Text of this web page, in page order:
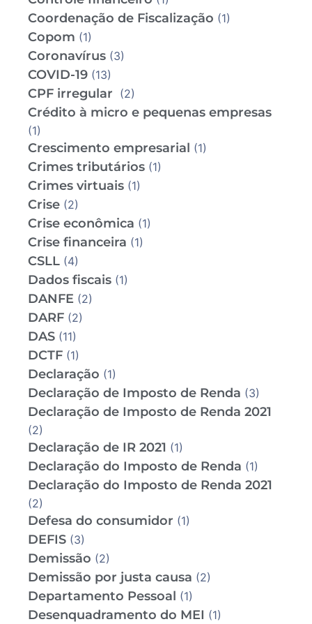
Coordenação de Fiscalização (1)
Copom (1)
Coronavírus (3)
COVID-19 (13)
CPF irregular (2)
Crédito à micro e pequenas empresas
(1)
Crescimento empresarial (1)
Crimes tributários (1)
Crimes virtuais (1)
Crise (2)
Crise econômica (1)
Crise financeira (1)
CSLL (4)
Dados fiscais (1)
DANFE (2)
DARF (2)
DAS (11)
DCTF (1)
Declaração (1)
Declaração de Imposto de Renda (3)
Declaração de Imposto de Renda 2021
(2)
Declaração de IR 2021 (1)
Declaração do Imposto de Renda (1)
Declaração do Imposto de Renda 2021
(2)
Defesa do consumidor (1)
DEFIS (3)
Demissão (2)
Demissão por justa causa (2)
Departamento Pessoal (1)
Desenquadramento do MEI (1)